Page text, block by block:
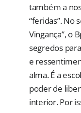
também a
“feridas”. No
Vingança”, o
segredos
e
alma. É a
poder de
interior. Por